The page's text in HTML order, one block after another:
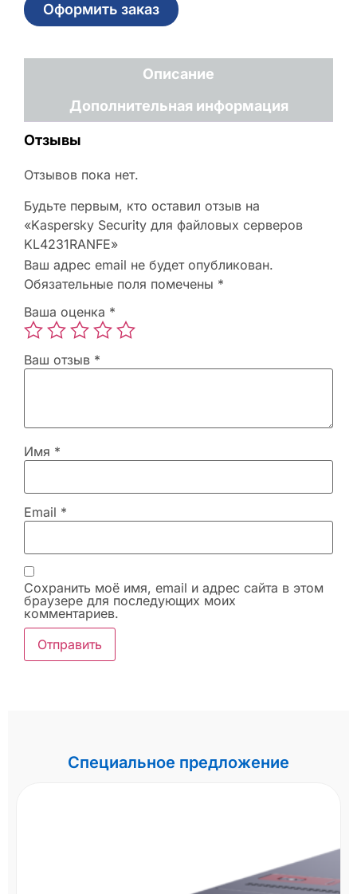
Оформить заказ
Описание
Дополнительная информация
Отзывы
Отзывов пока нет.
Будьте первым, кто оставил отзыв на
«Kaspersky Security для файловых серверов
KL4231RANFE»
Ваш адрес email не будет опубликован.
Обязательные поля помечены *
Ваша оценка *
Ваш отзыв *
Имя *
Email *
Сохранить моё имя, email и адрес сайта в этом
браузере для последующих моих
комментариев.
Специальное предложение